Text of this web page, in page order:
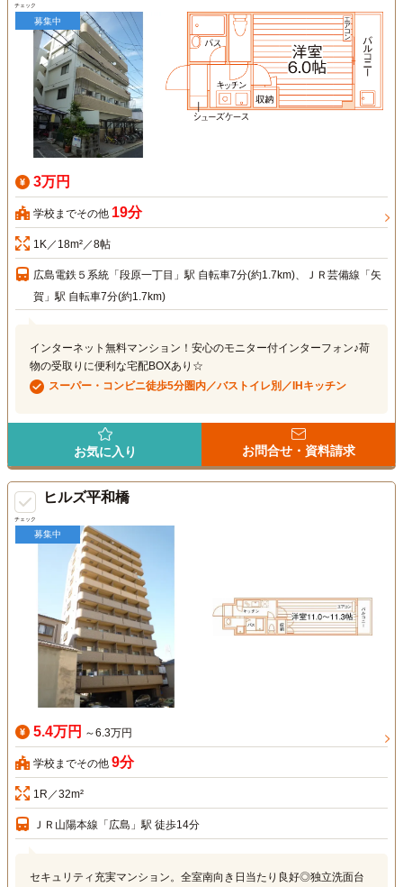
チェック
募集中
3万円
学校までその他 19分
1K／18m²／8帖
広島電鉄５系統「段原一丁目」駅 自転車7分(約1.7km)、ＪＲ芸備線「矢
賀」駅 自転車7分(約1.7km)
インターネット無料マンション！安心のモニター付インターフォン♪荷
物の受取りに便利な宅配BOXあり☆
スーパー・コンビニ徒歩5分圏内／バストイレ別／IHキッチン
お気に入り お問合せ・資料請求
チェック
ヒルズ平和橋
募集中
5.4万円 ～6.3万円
学校までその他 9分
1R／32m²
ＪＲ山陽本線「広島」駅 徒歩14分
セキュリティ充実マンション。全室南向き日当たり良好◎独立洗面台